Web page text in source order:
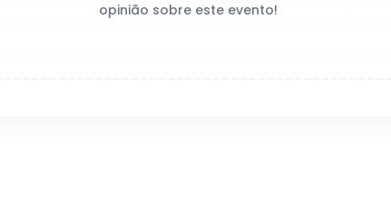
opinião sobre este evento!